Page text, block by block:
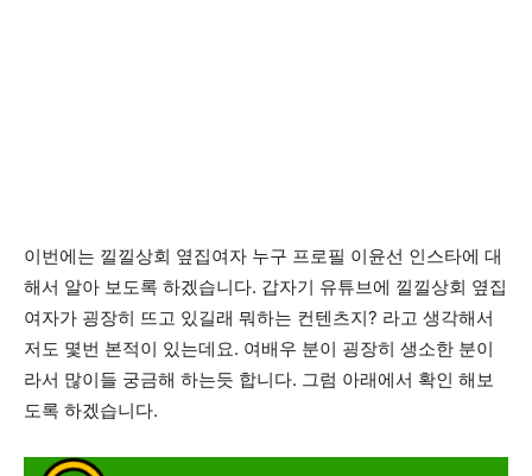
이번에는 낄낄상회 옆집여자 누구 프로필 이윤선 인스타에 대
해서 알아 보도록 하겠습니다. 갑자기 유튜브에 낄낄상회 옆집
여자가 굉장히 뜨고 있길래 뭐하는 컨텐츠지? 라고 생각해서
저도 몇번 본적이 있는데요. 여배우 분이 굉장히 생소한 분이
라서 많이들 궁금해 하는듯 합니다. 그럼 아래에서 확인 해보
도록 하겠습니다.